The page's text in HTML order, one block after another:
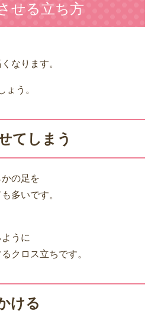
せる立ち方
なります。
ょう。
てしまう
の足を
多いです。
うに
クロス立ちです。
ける